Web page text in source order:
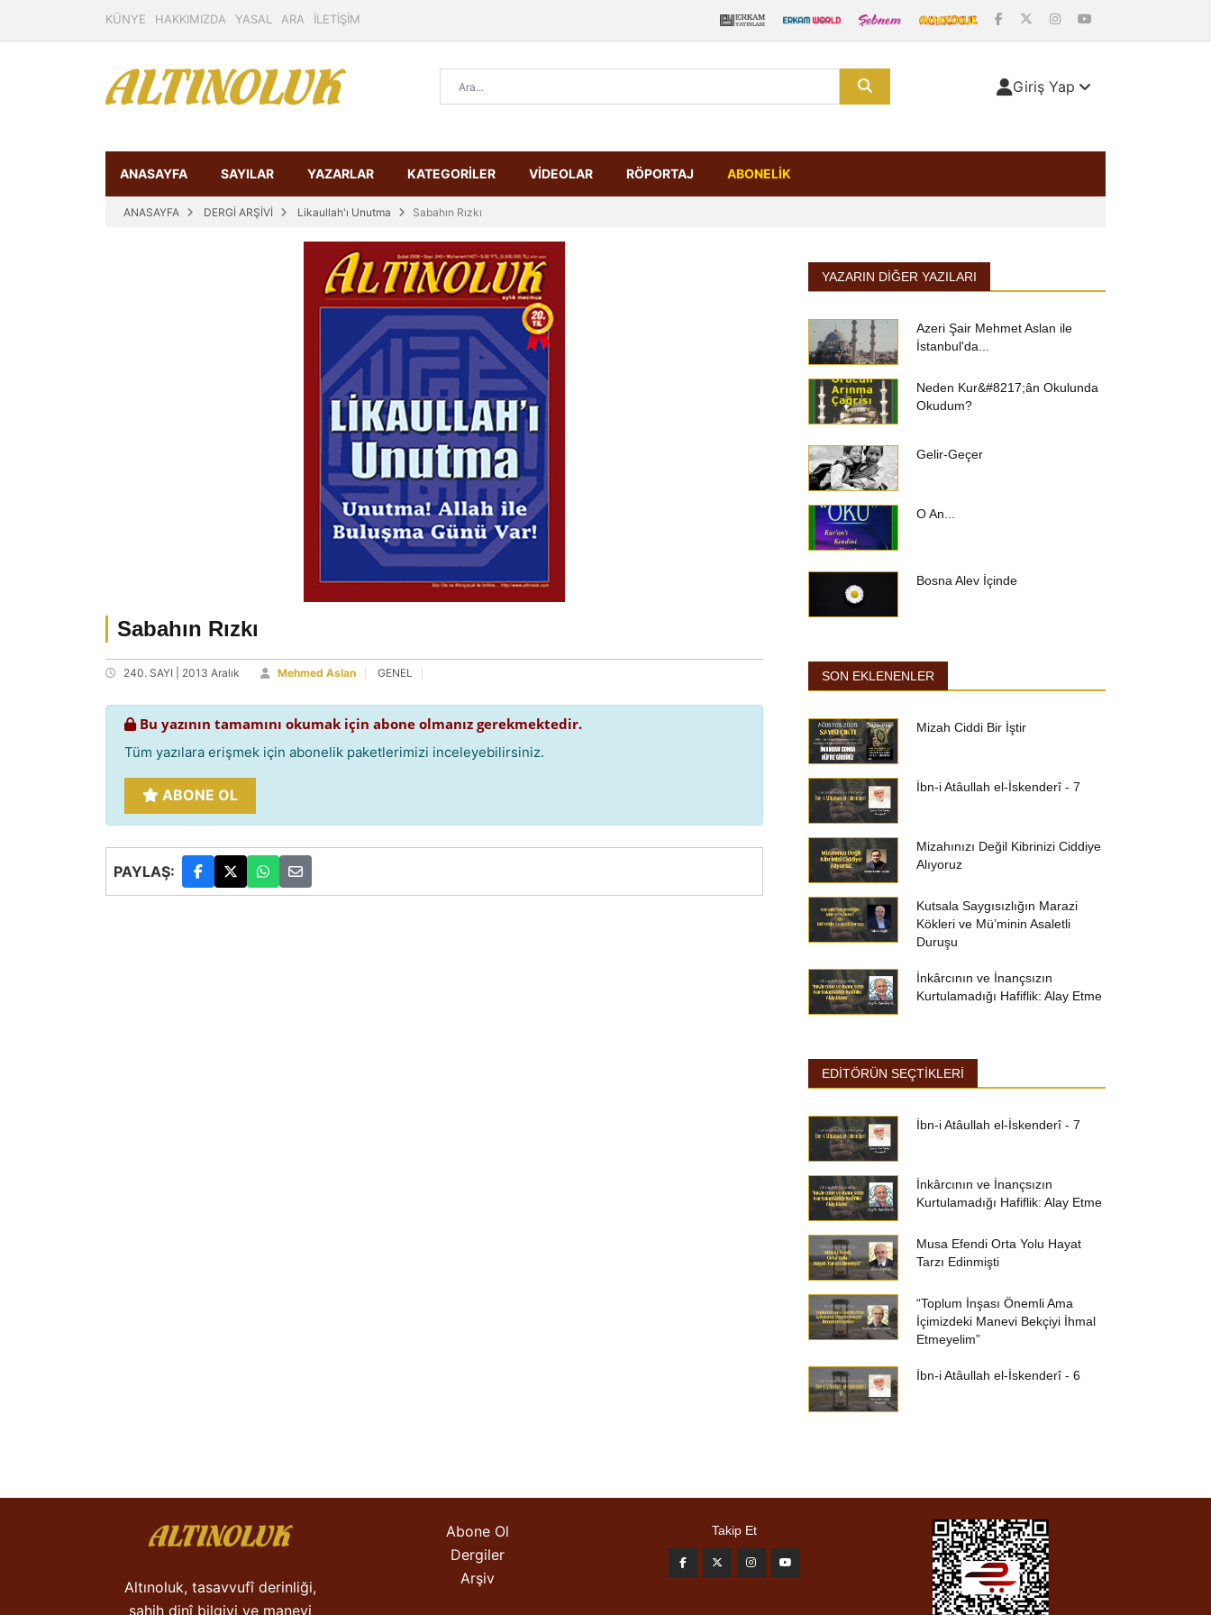
KÜNYE HAKKIMIZDA YASAL ARA İLETİŞİM
Giriş Yap
ANASAYFA SAYILAR YAZARLAR KATEGORİLER VİDEOLAR RÖPORTAJ ABONELİK
ANASAYFA DERGİ ARŞİVİ Likaullah'ı Unutma Sabahın Rızkı
Sabahın Rızkı
240. SAYI | 2013 Aralık Mehmed Aslan GENEL
Bu yazının tamamını okumak için abone olmanız gerekmektedir.
Tüm yazılara erişmek için abonelik paketlerimizi inceleyebilirsiniz.
ABONE OL
PAYLAŞ:
YAZARIN DIĞER YAZILARI
Azeri Şair Mehmet Aslan ile
İstanbul'da...
Neden Kur&#8217;ân Okulunda
Okudum?
Gelir-Geçer
O An...
Bosna Alev İçinde
SON EKLENENLER
Mizah Ciddi Bir İştir
İbn-i Atâullah el-İskenderî - 7
Mizahınızı Değil Kibrinizi Ciddiye
Alıyoruz
Kutsala Saygısızlığın Marazi
Kökleri ve Mü’minin Asaletli
Duruşu
İnkârcının ve İnançsızın
Kurtulamadığı Hafiflik: Alay Etme
EDİTÖRÜN SEÇTİKLERİ
İbn-i Atâullah el-İskenderî - 7
İnkârcının ve İnançsızın
Kurtulamadığı Hafiflik: Alay Etme
Musa Efendi Orta Yolu Hayat
Tarzı Edinmişti
“Toplum İnşası Önemli Ama
İçimizdeki Manevi Bekçiyi İhmal
Etmeyelim”
İbn-i Atâullah el-İskenderî - 6
Altınoluk, tasavvufî derinliği,
sahih dinî bilgiyi ve manevi
Abone Ol
Dergiler
Arşiv
Takip Et